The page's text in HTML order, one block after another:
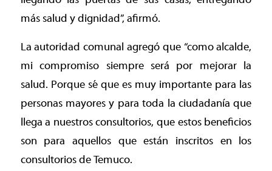
más salud y dignidad”, afirmó.
La autoridad comunal agregó que “como alcalde,
mi compromiso siempre será por mejorar la
salud. Porque sé que es muy importante para las
personas mayores y para toda la ciudadanía que
llega a nuestros consultorios, que estos beneficios
son para aquellos que están inscritos en los
consultorios de Temuco.